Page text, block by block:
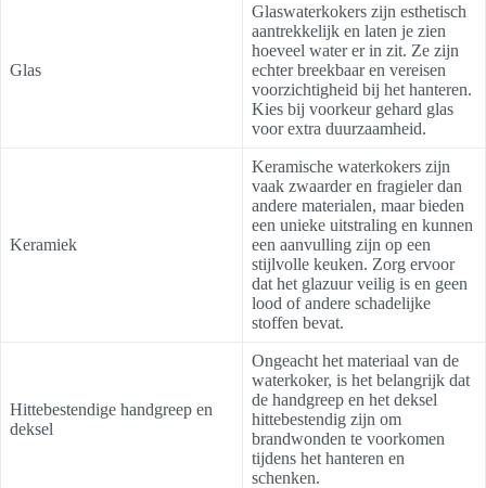
Glas
Glaswaterkokers zijn esthetisch
aantrekkelijk en laten je zien
hoeveel water er in zit. Ze zijn
echter breekbaar en vereisen
voorzichtigheid bij het hanteren.
Kies bij voorkeur gehard glas
voor extra duurzaamheid.
Keramiek
Keramische waterkokers zijn
vaak zwaarder en fragieler dan
andere materialen, maar bieden
een unieke uitstraling en kunnen
een aanvulling zijn op een
stijlvolle keuken. Zorg ervoor
dat het glazuur veilig is en geen
lood of andere schadelijke
stoffen bevat.
Hittebestendige handgreep en
deksel
Ongeacht het materiaal van de
waterkoker, is het belangrijk dat
de handgreep en het deksel
hittebestendig zijn om
brandwonden te voorkomen
tijdens het hanteren en
schenken.